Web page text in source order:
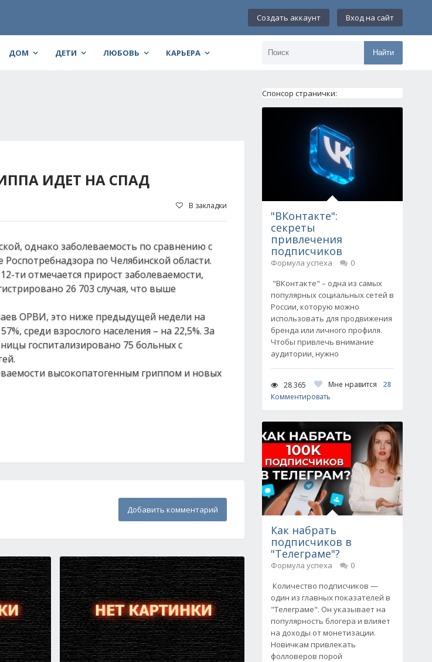
Создать аккаунт Вход на сайт
ДОМ ДЕТИ ЛЮБОВЬ КАРЬЕРА Найти
ИДЕТ НА СПАД
В закладки
однако заболеваемость по сравнению с
по Челябинской области.
ти отмечается прирост заболеваемости,
26 703 случая, что выше
ОРВИ, это ниже предыдущей недели на
среди взрослого населения – на 22,5%. За
госпитализировано 75 больных с
высокопатогенным гриппом и новых
Добавить комментарий
Спонсор странички:
"ВКонтакте":
секреты
привлечения
подписчиков
Формула успеха
0
"ВКонтакте" – одна из самых
популярных социальных сетей в
России, которую можно
использовать для продвижения
бренда или личного профиля.
Чтобы привлечь внимание
аудитории, нужно
28 365 Мне нравится
28
Комментировать
Как набрать
подписчиков в
"Телеграме"?
Формула успеха
0
Количество подписчиков —
один из главных показателей в
"Телеграме". Он указывает на
популярность блогера и влияет
на доходы от монетизации.
Новичкам привлекать
фолловеров порой